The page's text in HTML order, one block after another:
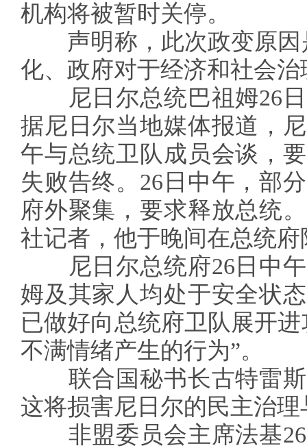
机构将被暂时关停。
声明称，此次政变原因
化、政府对于经济和社会治
尼日尔总统巴祖姆26日
据尼日尔当地媒体报道，
午与总统卫队成员会谈，
失败告终。26日中午，部
府外聚集，要求释放总统
社记者，他于晚间在总统
尼日尔总统府26日中午
姆及其家人均处于安全状
已做好向总统府卫队展开
不满情绪产生的行为”。
联合国秘书长古特雷斯
这将损害尼日尔的民主治
非盟委员会主席法基26